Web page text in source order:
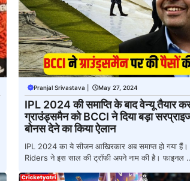
Pranjal Srivastava May 27, 2024
IPL 2024 की समाप्ति के बाद वेन्यू तैयार
ग्राउंड्समैन को BCCI ने दिया बड़ा
बोनस देने का किया ऐलान
IPL 2024 का ये सीजन आखिरकार अब समाप्त हो गया
Riders ने इस साल की ट्रॉफी अपने नाम की है। फाइनल